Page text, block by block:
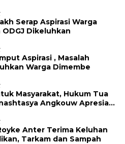
Serap Aspirasi Warga
ODGJ Dikeluhkan
Aspirasi , Masalah
Warga Dimembe
Masyarakat, Hukum Tua
Angkouw Apresiasi
Anter Terima Keluhan
Tarkam dan Sampah